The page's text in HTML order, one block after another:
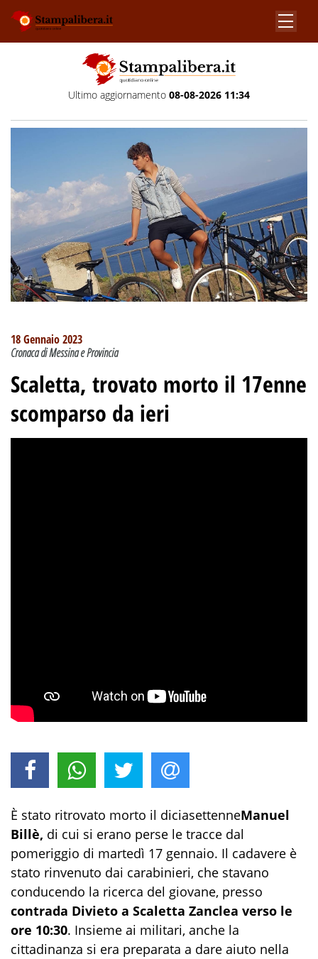
Ultimo aggiornamento 08-08-2026 11:34
18 Gennaio 2023
Cronaca di Messina e Provincia
Scaletta, trovato morto il 17enne
scomparso da ieri
È stato ritrovato morto il diciasettenneManuel
Billè, di cui si erano perse le tracce dal
pomeriggio di martedì 17 gennaio. Il cadavere è
stato rinvenuto dai carabinieri, che stavano
conducendo la ricerca del giovane, presso
contrada Divieto a Scaletta Zanclea verso le
ore 10:30. Insieme ai militari, anche la
cittadinanza si era preparata a dare aiuto nella